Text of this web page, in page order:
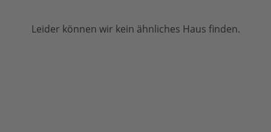
Leider können wir kein ähnliches Haus finden.